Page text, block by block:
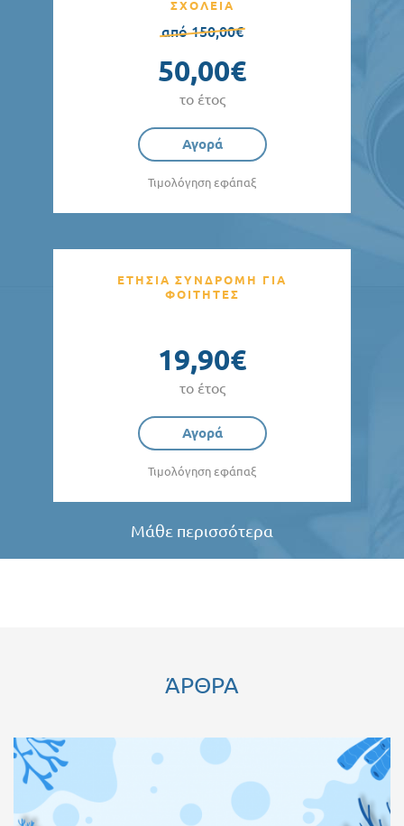
ΣΧΟΛΕΙΑ
από 150,00€
50,00€
το έτος
Αγορά
Τιμολόγηση εφάπαξ
ΕΤΗΣΙΑ ΣΥΝΔΡΟΜΗ ΓΙΑ
ΦΟΙΤΗΤΕΣ
19,90€
το έτος
Αγορά
Τιμολόγηση εφάπαξ
Μάθε περισσότερα
ΆΡΘΡΑ